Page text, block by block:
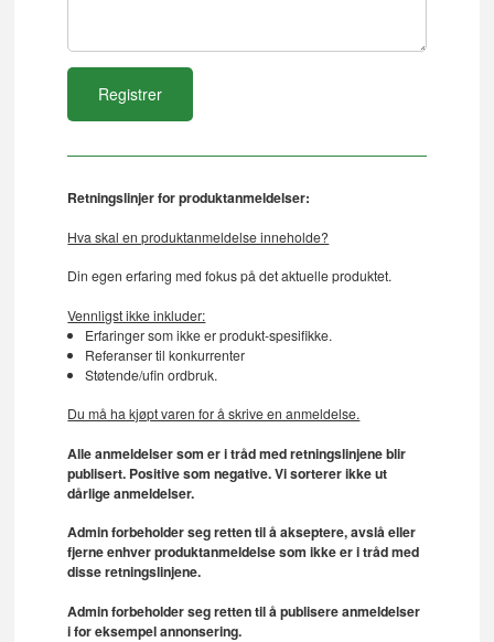
Retningslinjer for produktanmeldelser:
Hva skal en produktanmeldelse inneholde?
Din egen erfaring med fokus på det aktuelle produktet.
Vennligst ikke inkluder:
Erfaringer som ikke er produkt-spesifikke.
Referanser til konkurrenter
Støtende/ufin ordbruk.
Du må ha kjøpt varen for å skrive en anmeldelse.
Alle anmeldelser som er i tråd med retningslinjene blir
publisert. Positive som negative. Vi sorterer ikke ut
dårlige anmeldelser.
Admin forbeholder seg retten til å akseptere, avslå eller
fjerne enhver produktanmeldelse som ikke er i tråd med
disse retningslinjene.
Admin forbeholder seg retten til å publisere anmeldelser
i for eksempel annonsering.